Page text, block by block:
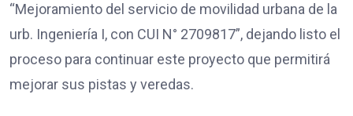
“Mejoramiento del servicio de movilidad urbana de la
urb. Ingeniería I, con CUI N° 2709817”, dejando listo el
proceso para continuar este proyecto que permitirá
mejorar sus pistas y veredas.